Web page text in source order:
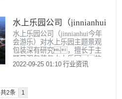
水上乐园公司（jinnianhui
今年会游乐）谈水上乐园
主题景观包装的重要
性与策略
水上乐园公司（jinnianhui今年
会游乐）对水上乐园主题景观
包装深有研究，擅长于主
题景观包装与水上乐园的
完美融合，给游客带来舒
2022-09-25 01:10 行业资讯
共2条 1